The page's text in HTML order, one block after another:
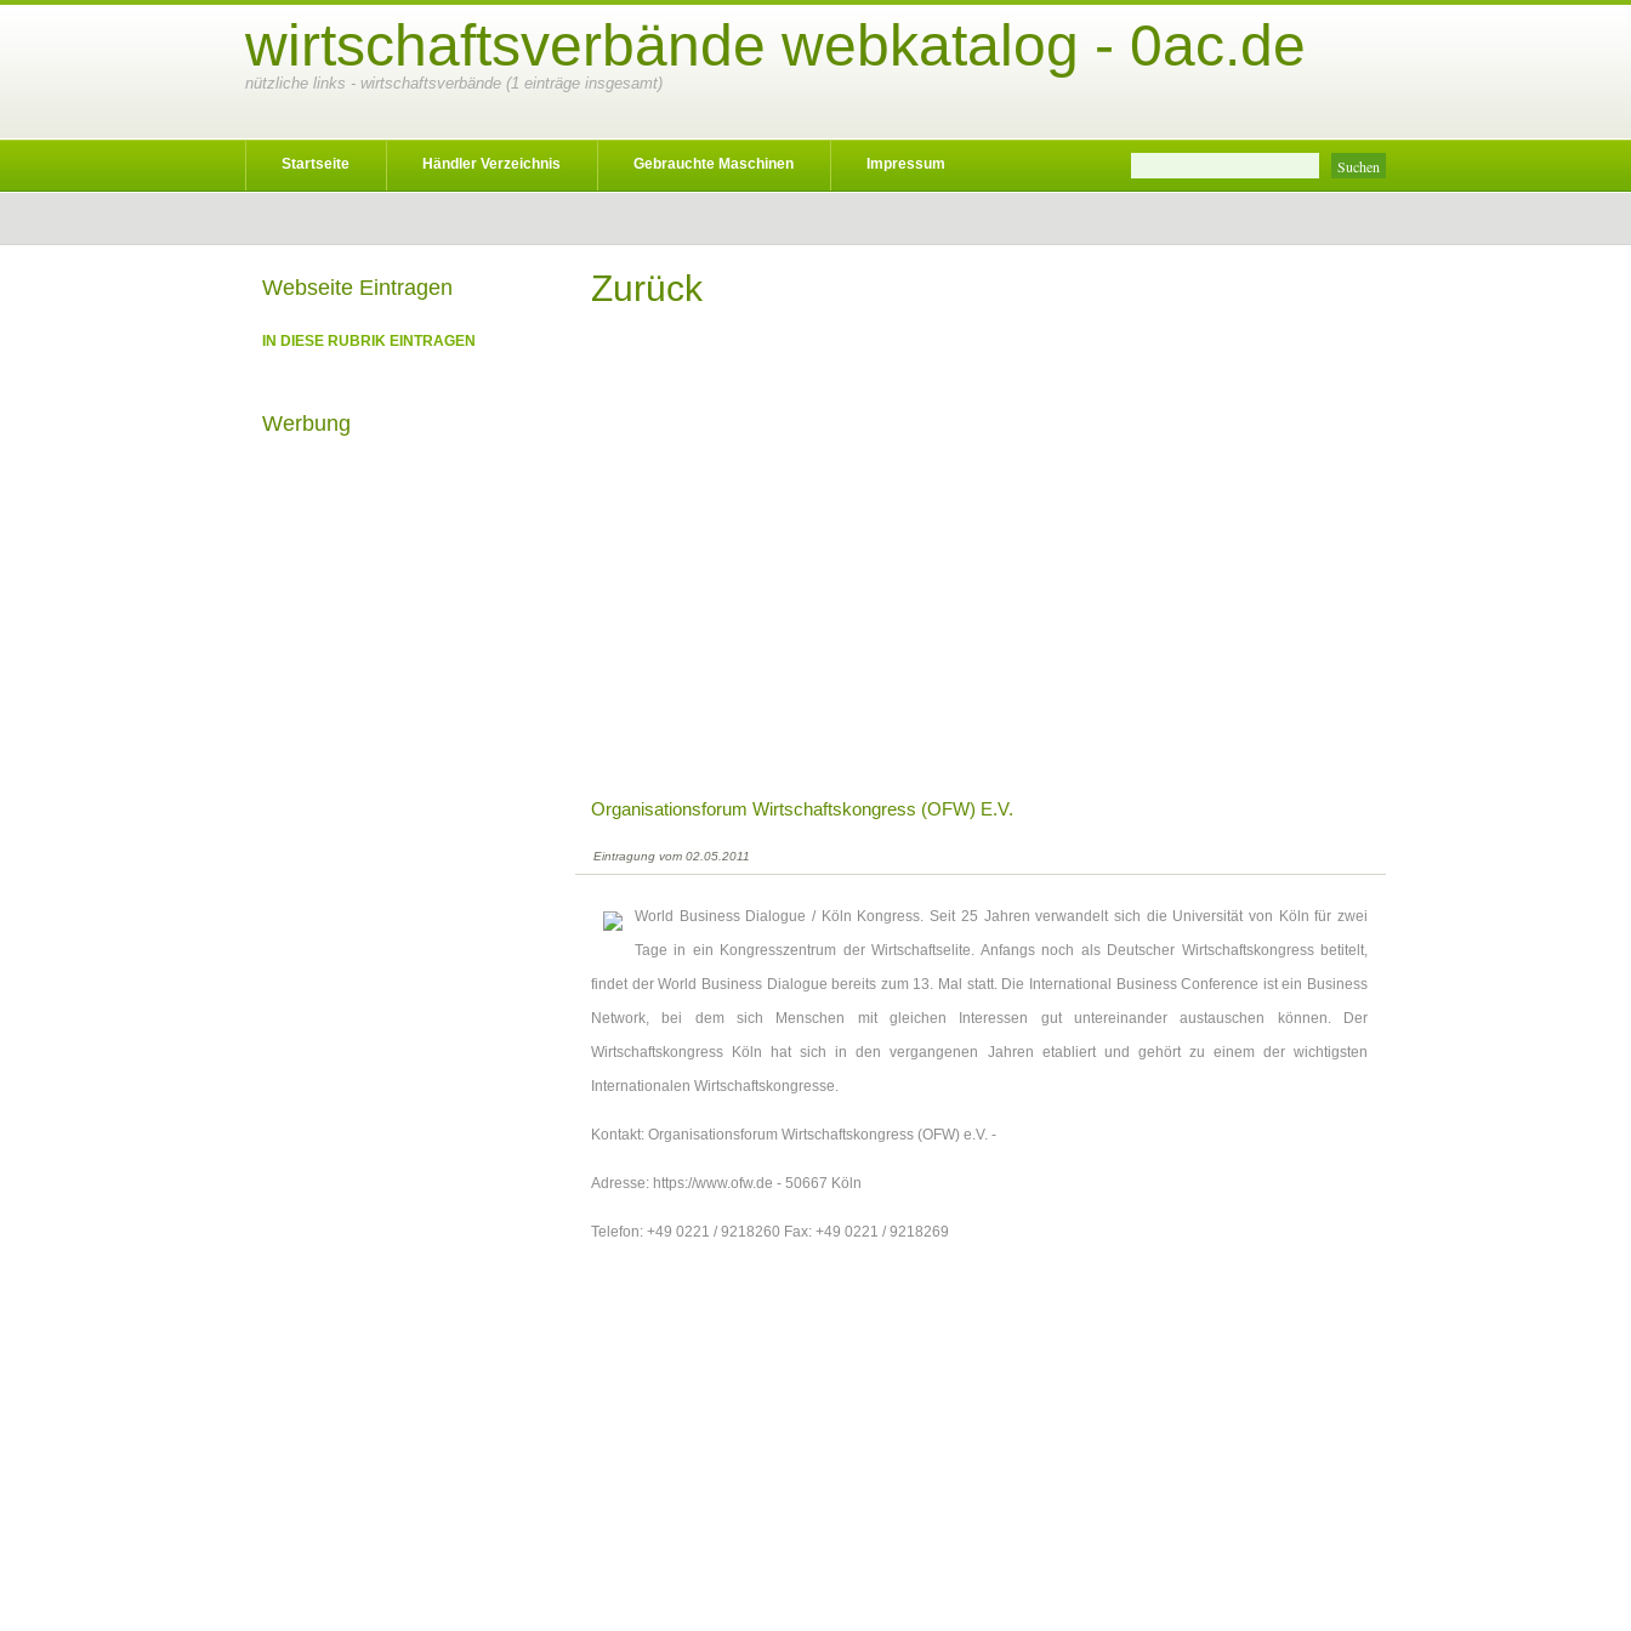
wirtschaftsverbände webkatalog - 0ac.de
nützliche links - wirtschaftsverbände (1 einträge insgesamt)
Startseite Händler Verzeichnis Gebrauchte Maschinen Impressum
Zurück
Organisationsforum Wirtschaftskongress (OFW) E.V.
Eintragung vom 02.05.2011
World Business Dialogue / Köln Kongress. Seit 25 Jahren verwandelt sich die Universität von Köln für zwei
Tage in ein Kongresszentrum der Wirtschaftselite. Anfangs noch als Deutscher Wirtschaftskongress betitelt,
findet der World Business Dialogue bereits zum 13. Mal statt. Die International Business Conference ist ein Business
Network, bei dem sich Menschen mit gleichen Interessen gut untereinander austauschen können. Der
Wirtschaftskongress Köln hat sich in den vergangenen Jahren etabliert und gehört zu einem der wichtigsten
Internationalen Wirtschaftskongresse.
Kontakt: Organisationsforum Wirtschaftskongress (OFW) e.V. -
Adresse: https://www.ofw.de - 50667 Köln
Telefon: +49 0221 / 9218260 Fax: +49 0221 / 9218269
Webseite Eintragen
IN DIESE RUBRIK EINTRAGEN
Werbung